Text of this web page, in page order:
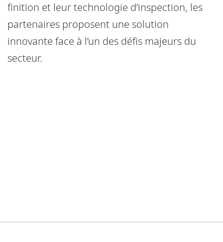
finition et leur technologie d’inspection, les
partenaires proposent une solution
innovante face à l’un des défis majeurs du
secteur.